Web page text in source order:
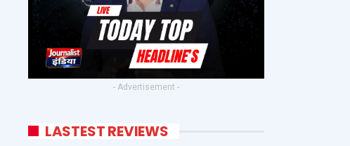
- Advertisement -
LASTEST REVIEWS